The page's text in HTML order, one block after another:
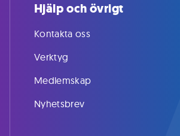
Hjälp och övrigt
Kontakta oss
Verktyg
Medlemskap
Nyhetsbrev